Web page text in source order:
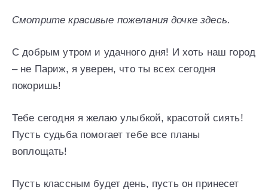
Смотрите красивые пожелания дочке здесь.
С добрым утром и удачного дня! И хоть наш город
– не Париж, я уверен, что ты всех сегодня
покоришь!
Тебе сегодня я желаю улыбкой, красотой сиять!
Пусть судьба помогает тебе все планы
воплощать!
Пусть классным будет день, пусть он принесет